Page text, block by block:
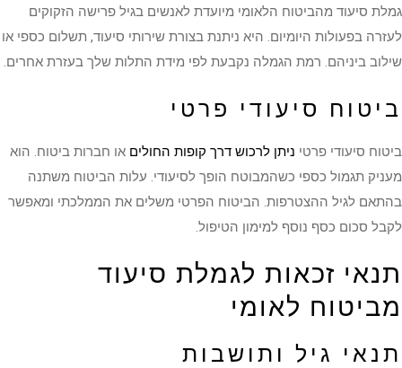
גמלת סיעוד מהביטוח הלאומי מיועדת לאנשים בגיל פרישה הזקוקים
לעזרה בפעולות היומיום. היא ניתנת בצורת שירותי סיעוד, תשלום כספי או
שילוב ביניהם. רמת הגמלה נקבעת לפי מידת התלות שלך בעזרת אחרים.
ביטוח סיעודי פרטי
ביטוח סיעודי פרטי ניתן לרכוש דרך קופות החולים או חברות ביטוח. הוא
מעניק תגמול כספי כשהמבוטח הופך לסיעודי. עלות הביטוח משתנה
בהתאם לגיל ההצטרפות. הביטוח הפרטי משלים את הממלכתי ומאפשר
לקבל סכום כסף נוסף למימון הטיפול.
תנאי זכאות לגמלת סיעוד
מביטוח לאומי
תנאי גיל ותושבות